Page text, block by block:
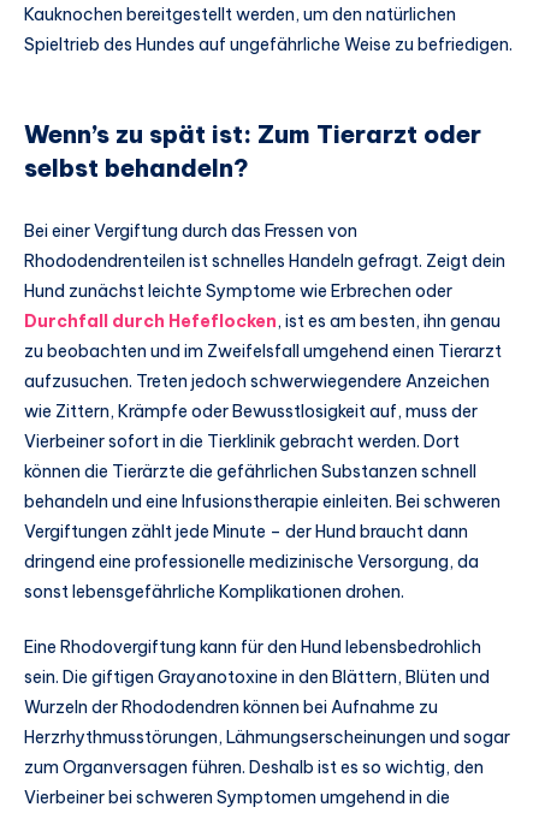
Kauknochen bereitgestellt werden, um den natürlichen
Spieltrieb des Hundes auf ungefährliche Weise zu befriedigen.
Wenn’s zu spät ist: Zum Tierarzt oder
selbst behandeln?
Bei einer Vergiftung durch das Fressen von
Rhododendrenteilen ist schnelles Handeln gefragt. Zeigt dein
Hund zunächst leichte Symptome wie Erbrechen oder
Durchfall durch Hefeflocken, ist es am besten, ihn genau
zu beobachten und im Zweifelsfall umgehend einen Tierarzt
aufzusuchen. Treten jedoch schwerwiegendere Anzeichen
wie Zittern, Krämpfe oder Bewusstlosigkeit auf, muss der
Vierbeiner sofort in die Tierklinik gebracht werden. Dort
können die Tierärzte die gefährlichen Substanzen schnell
behandeln und eine Infusionstherapie einleiten. Bei schweren
Vergiftungen zählt jede Minute – der Hund braucht dann
dringend eine professionelle medizinische Versorgung, da
sonst lebensgefährliche Komplikationen drohen.
Eine Rhodovergiftung kann für den Hund lebensbedrohlich
sein. Die giftigen Grayanotoxine in den Blättern, Blüten und
Wurzeln der Rhododendren können bei Aufnahme zu
Herzrhythmusstörungen, Lähmungserscheinungen und sogar
zum Organversagen führen. Deshalb ist es so wichtig, den
Vierbeiner bei schweren Symptomen umgehend in die